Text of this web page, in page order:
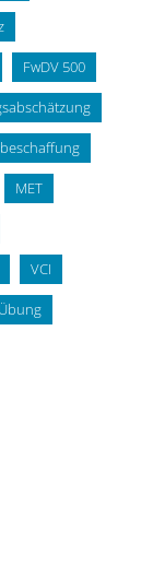
FwDV 500
MET
VCI
Übung